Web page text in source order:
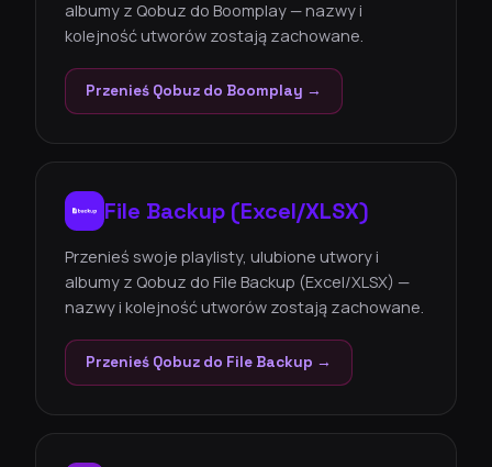
albumy z Qobuz do Boomplay — nazwy i
kolejność utworów zostają zachowane.
Przenieś Qobuz do Boomplay →
File Backup (Excel/XLSX)
Przenieś swoje playlisty, ulubione utwory i
albumy z Qobuz do File Backup (Excel/XLSX) —
nazwy i kolejność utworów zostają zachowane.
Przenieś Qobuz do File Backup →